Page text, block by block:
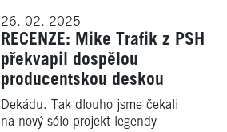
26. 02. 2025
RECENZE: Mike Trafik z PSH
překvapil dospělou
producentskou deskou
Dekádu. Tak dlouho jsme čekali
na nový sólo projekt legendy